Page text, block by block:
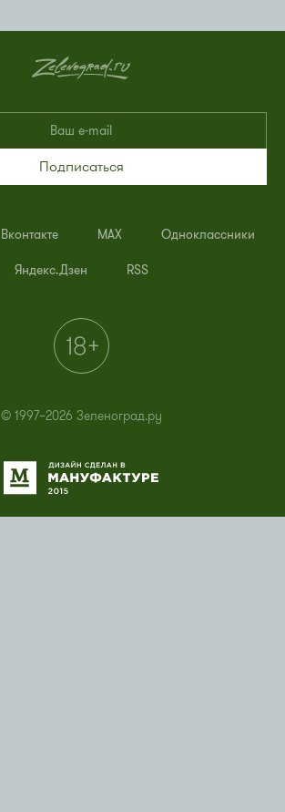
Подписаться
Вконтакте MAX Одноклассники
Яндекс.Дзен RSS
© 1997–2026 Зеленоград.ру